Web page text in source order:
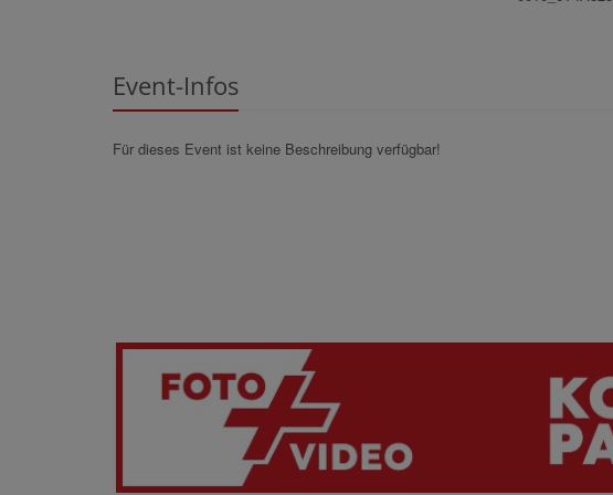
Event-Infos
Für dieses Event ist keine Beschreibung verfügbar!